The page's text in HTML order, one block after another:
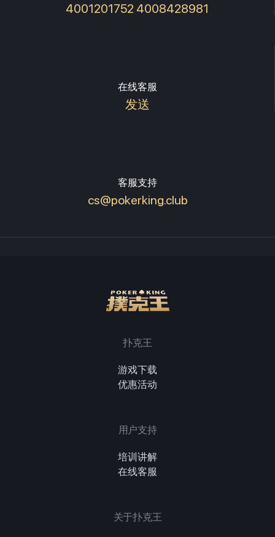
4001201752 4008428981
在线客服
发送
客服支持
cs@pokerking.club
扑克王
游戏下载
优惠活动
用户支持
培训讲解
在线客服
关于扑克王